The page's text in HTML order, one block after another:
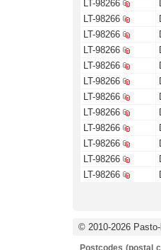
LT-98266
LT-98266
LT-98266
LT-98266
LT-98266
LT-98266
LT-98266
LT-98266
LT-98266
LT-98266
LT-98266
LT-98266
© 2010-2026
Postcodes (postal